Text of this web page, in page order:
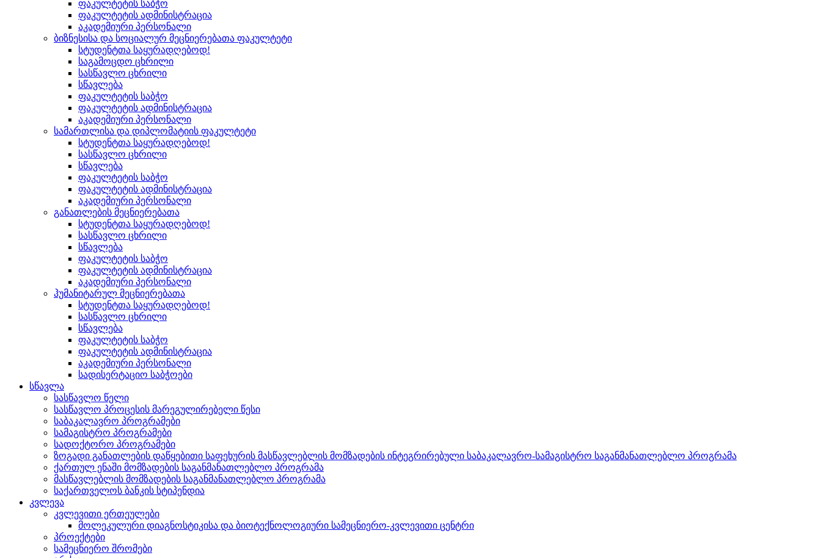
ფაკულტეტის საბჭო
ფაკულტეტის ადმინისტრაცია
აკადემიური პერსონალი
ბიზნესისა და სოციალურ მეცნიერებათა ფაკულტეტი
სტუდენტთა საყურადღებოდ!
საგამოცდო ცხრილი
სასწავლო ცხრილი
სწავლება
ფაკულტეტის საბჭო
ფაკულტეტის ადმინისტრაცია
აკადემიური პერსონალი
სამართლისა და დიპლომატიის ფაკულტეტი
სტუდენტთა საყურადღებოდ!
სასწავლო ცხრილი
სწავლება
ფაკულტეტის საბჭო
ფაკულტეტის ადმინისტრაცია
აკადემიური პერსონალი
განათლების მეცნიერებათა
სტუდენტთა საყურადღებოდ!
სასწავლო ცხრილი
სწავლება
ფაკულტეტის საბჭო
ფაკულტეტის ადმინისტრაცია
აკადემიური პერსონალი
ჰუმანიტარულ მეცნიერებათა
სტუდენტთა საყურადღებოდ!
სასწავლო ცხრილი
სწავლება
ფაკულტეტის საბჭო
ფაკულტეტის ადმინისტრაცია
აკადემიური პერსონალი
სადისერტაციო საბჭოები
სწავლა
სასწავლო წელი
სასწავლო პროცესის მარეგულირებელი წესი
საბაკალავრო პროგრამები
სამაგისტრო პროგრამები
სადოქტორო პროგრამები
ზოგადი განათლების დაწყებითი საფეხურის მასწავლებლის მომზადების ინტეგრირებული საბაკალავრო-სამაგისტრო საგანმანათლებლო პროგრამა
ქართულ ენაში მომზადების საგანმანათლებლო პროგრამა
მასწავლებლის მომზადების საგანმანათლებლო პროგრამა
საქართველოს ბანკის სტიპენდია
კვლევა
კვლევითი ერთეულები
მოლეკულური დიაგნოსტიკისა და ბიოტექნოლოგიური სამეცნიერო-კვლევითი ცენტრი
პროექტები
სამეცნიერო შრომები